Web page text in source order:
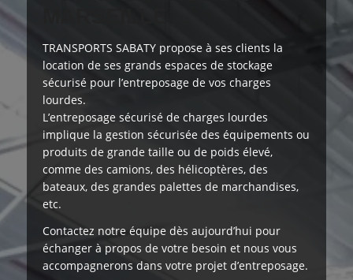
TRANSPORTS SABATY propose à ses clients la
location de ses grands espaces de stockage
sécurisé pour l’entreposage de vos charges
lourdes.
L’entreposage sécurisé de charges lourdes
implique la gestion sécurisée des équipements ou
produits de grande taille ou de poids élevé,
comme des camions, des hélicoptères, des
bateaux, des grandes palettes de marchandises,
etc.
Contactez notre équipe dès aujourd’hui pour
échanger à propos de votre besoin et nous vous
accompagnerons dans votre projet d’entreposage.